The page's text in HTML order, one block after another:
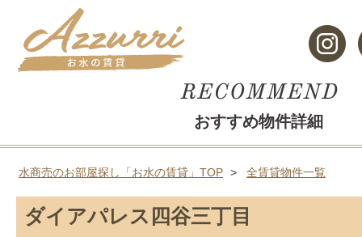
おすすめ物件詳細
水商売のお部屋探し「お水の賃貸」TOP 全賃貸物件一覧
ダイアパレス四谷三丁目